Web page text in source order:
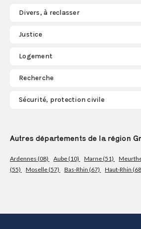
Divers, à reclasser
Justice
Logement
Recherche
Sécurité, protection civile
Autres départements de la région
Ardennes (08) Aube (10) Marne (51)
(55)
Moselle (57) Bas-Rhin (67) Haut-Rhin